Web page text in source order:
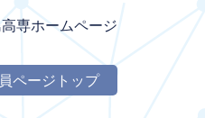
専ホームページ
ページトップ